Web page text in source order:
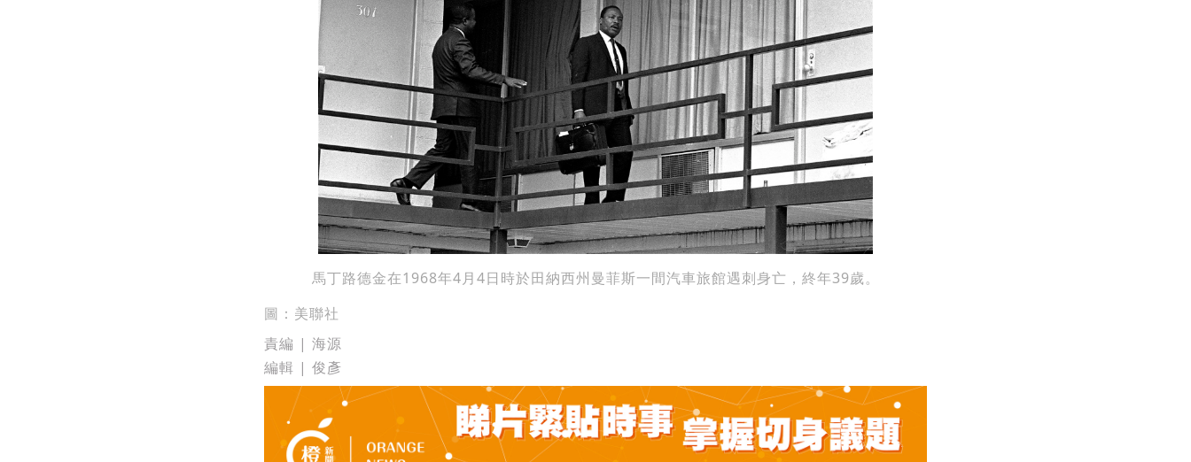
馬丁路德金在1968年4月4日時於田納西州曼菲斯一間汽車旅館遇刺身亡，終年39歲。
圖：美聯社
責編 | 海源
編輯 | 俊彥